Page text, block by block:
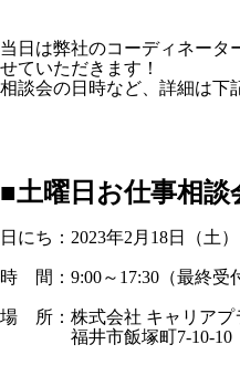
当日は弊社のコーディネータ
せていただきます！
相談会の日時など、詳細は下
■土曜日お仕事相
日にち：2023年2月18日（土）
時 間：9:00～17:30（最終受
場 所：株式会社 キャリアプ
福井市飯塚町7-10-10（